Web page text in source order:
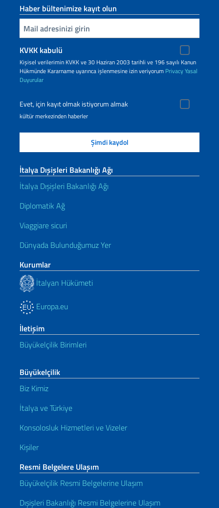
Haber bültenimize kayıt olun
Inserisci la tua email
KVKK kabulü
Kişisel verilerimin KVKK ve 30 Haziran 2003 tarihli ve 196 sayılı Kanun
Hükmünde Kararname uyarınca işlenmesine izin veriyorum PrivacyYasal
Duyurular
Evet, için kayıt olmak istiyorum almak
kültür merkezinden haberler
İtalya Dışişleri Bakanlığı Ağı
İtalya Dışişleri Bakanlığı Ağı
Diplomatik Ağ
Viaggiare sicuri
Dünyada Bulunduğumuz Yer
Kurumlar
İtalyan Hükümeti
Europa.eu
İletişim
Büyükelçilik Birimleri
Büyükelçilik
Biz Kimiz
İtalya ve Türkiye
Konsolosluk Hizmetleri ve Vizeler
Kişiler
Resmi Belgelere Ulaşım
Büyükelçilik Resmi Belgelerine Ulaşım
Dışişleri Bakanlığı Resmi Belgelerine Ulaşım